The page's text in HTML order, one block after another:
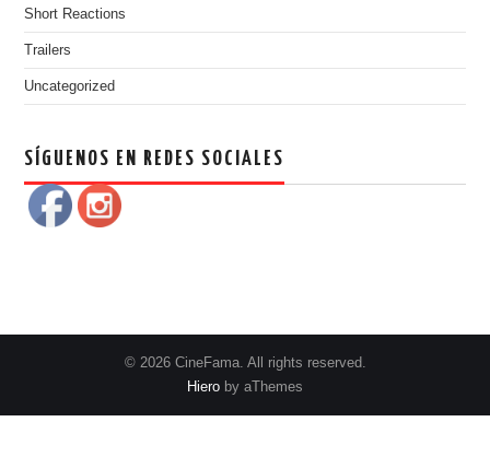
Short Reactions
Trailers
Uncategorized
SÍGUENOS EN REDES SOCIALES
© 2026 CineFama. All rights reserved.
Hiero by aThemes